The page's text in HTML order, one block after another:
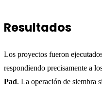
Resultados
Los proyectos fueron
respondiendo precisamente a
Pad. La operación de siembra